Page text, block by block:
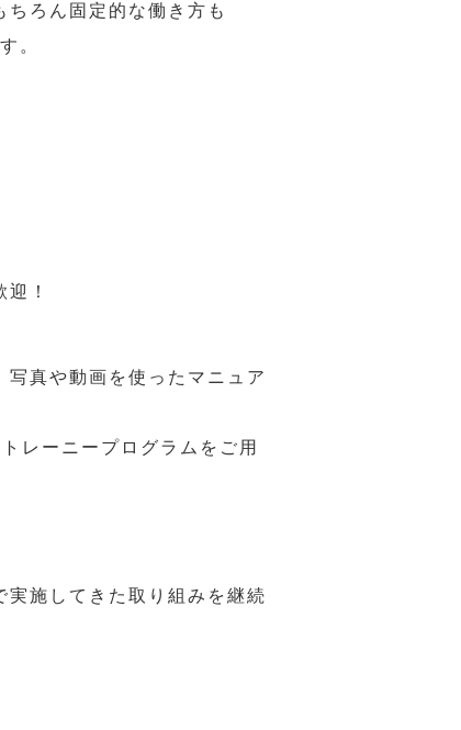
ろん固定的な働き方も
。
！
写真や動画を使ったマニュア
レーニープログラムをご用
施してきた取り組みを継続